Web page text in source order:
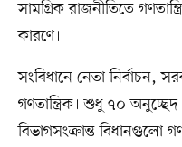
সামগ্রিক রাজনীতিতে
কারণে।
সংবিধানে নেতা নির্বাচন,
গণতান্ত্রিক। শুধু ৭০
বিভাগসংক্রান্ত বিধানগুলো